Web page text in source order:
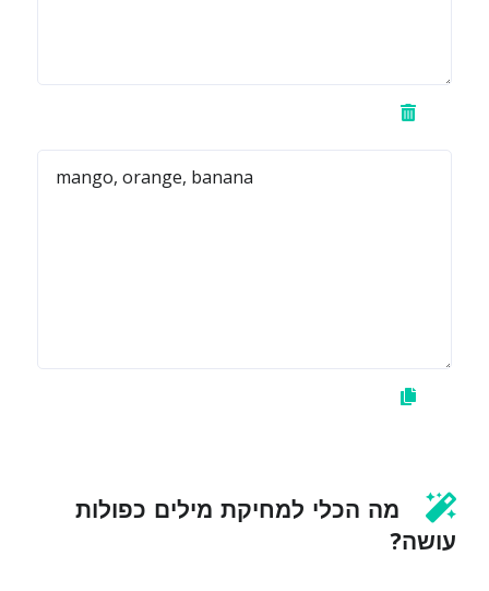
מה הכלי למחיקת מילים כפולות
עושה?